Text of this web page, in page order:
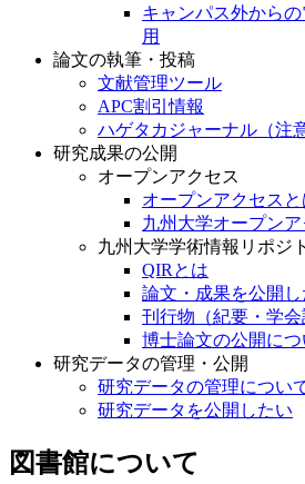
キャンパス外から
用
論文の執筆・投稿
文献管理ツール
APC割引情報
ハゲタカジャーナル（注
研究成果の公開
オープンアクセス
オープンアクセスと
九州大学オープン
九州大学学術情報リポジ
QIRとは
論文・成果を公開し
刊行物（紀要・学
博士論文の公開に
研究データの管理・公開
研究データの管理につい
研究データを公開したい
図書館について